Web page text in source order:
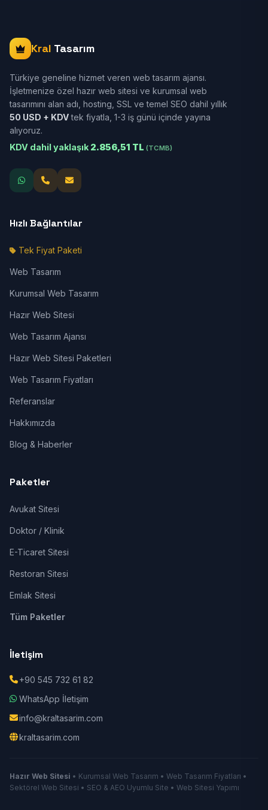
Kral Tasarım
Türkiye geneline hizmet veren web tasarım ajansı.
İşletmenize özel hazır web sitesi ve kurumsal web
tasarımını alan adı, hosting, SSL ve temel SEO dahil yıllık
50 USD + KDVtek fiyatla, 1-3 iş günü içinde yayına
alıyoruz.
KDV dahil yaklaşık 2.856,51 TL (TCMB)
Hızlı Bağlantılar
Tek Fiyat Paketi
Web Tasarım
Kurumsal Web Tasarım
Hazır Web Sitesi
Web Tasarım Ajansı
Hazır Web Sitesi Paketleri
Web Tasarım Fiyatları
Referanslar
Hakkımızda
Blog & Haberler
Paketler
Avukat Sitesi
Doktor / Klinik
E-Ticaret Sitesi
Restoran Sitesi
Emlak Sitesi
Tüm Paketler
İletişim
+90 545 732 61 82
WhatsApp İletişim
info@kraltasarim.com
kraltasarim.com
Hazır Web Sitesi • Kurumsal Web Tasarım • Web Tasarım Fiyatları •
Sektörel Web Sitesi • SEO & AEO Uyumlu Site • Web Sitesi Yapımı